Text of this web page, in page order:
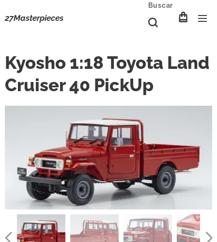
27Masterpieces
Buscar
Kyosho 1:18 Toyota Land
Cruiser 40 PickUp